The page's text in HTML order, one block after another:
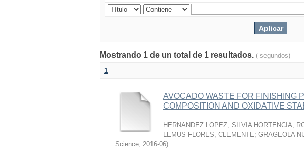
Mostrando 1 de un total de 1 resultados. ( segundos)
1
AVOCADO WASTE FOR FINISHING
COMPOSITION AND OXIDATIVE
HERNANDEZ LOPEZ, SILVIA HORTENCIA;
LEMUS FLORES, CLEMENTE; GRAGEOLA
Science, 2016-06)